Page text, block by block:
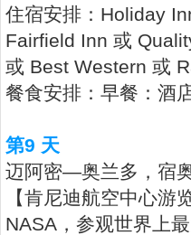
住宿安排：Holiday
Fairfield Inn 或
或 Best Western 或
餐食安排：早餐：酒
第9 天
迈阿密—奥兰多，宿
【肯尼迪航空中心
NASA，参观世界上